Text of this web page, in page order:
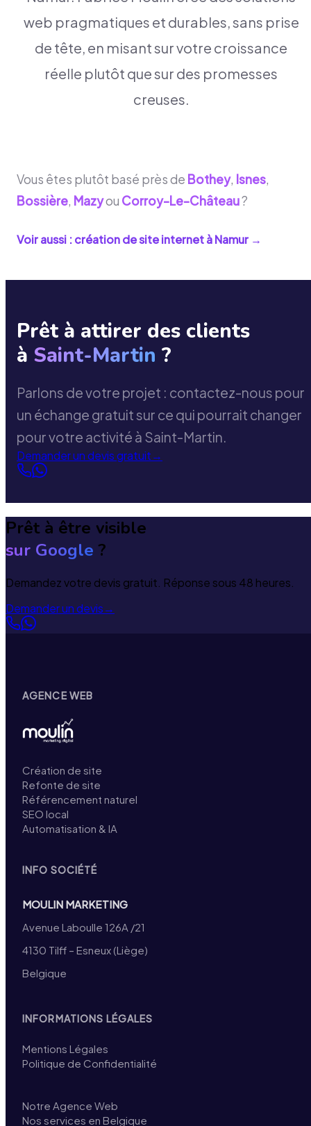
web pragmatiques et durables, sans prise
de tête, en misant sur votre croissance
réelle plutôt que sur des promesses
creuses.
Vous êtes plutôt basé près de Bothey, Isnes,
Bossière, Mazyou Corroy-Le-Château?
Voir aussi : création de site internet àNamur →
Prêt à attirer des clients
à Saint-Martin ?
Parlons de votre projet : contactez-nous pour
un échange gratuit sur ce qui pourrait changer
pour votre activité à Saint-Martin.
Demander un devis gratuit→
Prêt à être visible
sur Google ?
Demandez votre devis gratuit. Réponse sous 48 heures.
Demander un devis→
AGENCE WEB
Création de site
Refonte de site
Référencement naturel
SEO local
Automatisation & IA
INFO SOCIÉTÉ
MOULIN MARKETING
Avenue Laboulle 126A /21
4130 Tilff – Esneux (Liège)
Belgique
INFORMATIONS LÉGALES
Mentions Légales
Politique de Confidentialité
Notre Agence Web
Nos services en Belgique